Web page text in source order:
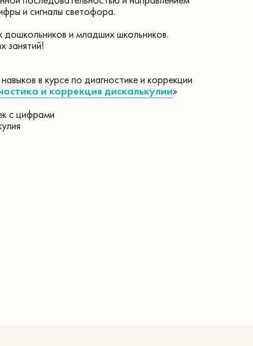
и сигналы светофора.
и младших школьников.
занятий!
в курсе по диагностике и коррекции
и коррекция дискалькулии»
с цифрами